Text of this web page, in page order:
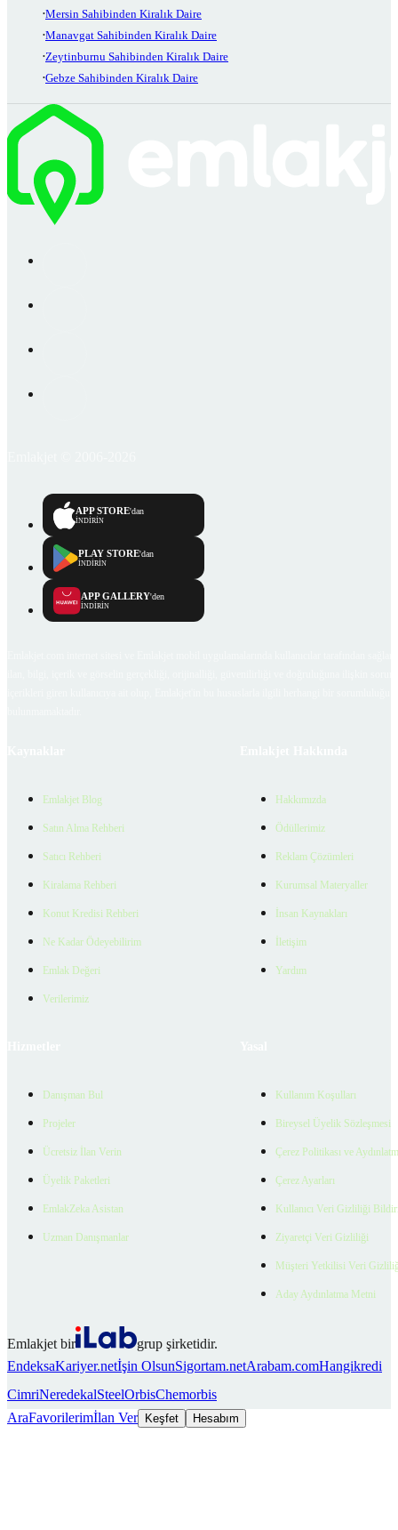
Mersin Sahibinden Kiralık Daire
Manavgat Sahibinden Kiralık Daire
Zeytinburnu Sahibinden Kiralık Daire
Gebze Sahibinden Kiralık Daire
APP STORE'dan
İNDİRİN
PLAY STORE'dan
İNDİRİN
APP GALLERY'den
İNDİRİN
Emlakjet Blog
Satın Alma Rehberi
Satıcı Rehberi
Kiralama Rehberi
Konut Kredisi Rehberi
Ne Kadar Ödeyebilirim
Emlak Değeri
Verilerimiz
Hakkımızda
Ödüllerimiz
Reklam Çözümleri
Kurumsal Materyaller
İnsan Kaynakları
İletişim
Yardım
Danışman Bul
Projeler
Ücretsiz İlan Verin
Üyelik Paketleri
EmlakZeka Asistan
Uzman Danışmanlar
Kullanım Koşulları
Bireysel Üyelik Sözleşmesi
Çerez Politikası ve
Çerez Ayarları
Kullanıcı Veri Gizliliği
Ziyaretçi Veri Gizliliği
Müşteri Yetkilisi Veri
Aday Aydınlatma Metni
Emlakjet bir
grup şirketidir.
EndeksaKariyer.netİşin OlsunSigortam.netArabam.comHangikredi
CimriNeredekalSteelOrbisChemorbis
AraFavorilerimİlan Ver Keşfet Hesabım